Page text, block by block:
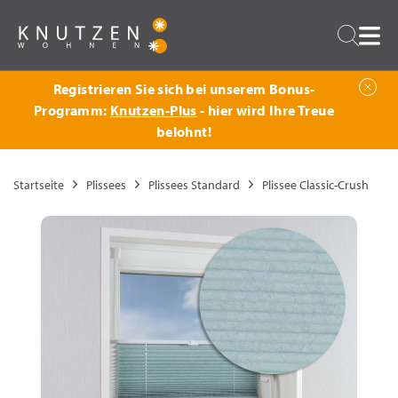
Zurück
Registrieren Sie sich bei unserem Bonus-
Programm: Knutzen-Plus - hier wird Ihre Treue
belohnt!
Startseite Plissees Plissees Standard Plissee Classic-Crush